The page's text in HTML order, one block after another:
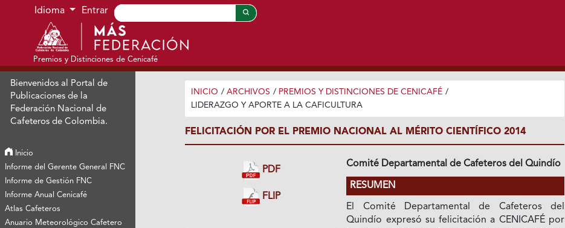
Ir al menú de navegación principal
Ir al contenido principal
Ir al pie de página del sitio
Idioma Entrar
Premios y Distinciones de Cenicafé
Bienvenidos al Portal de
Publicaciones de la
Federación Nacional de
Cafeteros de Colombia.
Inicio
Informe del Gerente General FNC
Informe de Gestión FNC
Informe Anual Cenicafé
Atlas Cafeteros
Anuario Meteorológico Cafetero
INICIO / ARCHIVOS / PREMIOS Y DISTINCIONES DE CENICAFÉ /
LIDERAZGO Y APORTE A LA CAFICULTURA
FELICITACIÓN POR EL PREMIO NACIONAL AL MÉRITO CIENTÍFICO 2014
PDF
FLIP
Comité Departamental de Cafeteros del Quindío
RESUMEN
El Comité Departamental de Cafeteros del
Quindío expresó su felicitación a CENICAFÉ por